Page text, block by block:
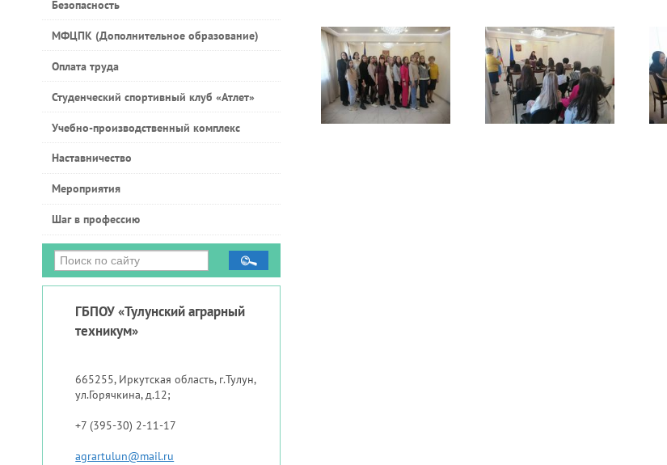
Безопасность
МФЦПК (Дополнительное образование)
Оплата труда
Студенческий спортивный клуб «Атлет»
Учебно-производственный комплекс
Наставничество
Мероприятия
Шаг в профессию
ГБПОУ «Тулунский аграрный
техникум»
665255, Иркутская область, г.Тулун,
ул.Горячкина, д.12;
+7 (395-30) 2-11-17
agrartulun@mail.ru